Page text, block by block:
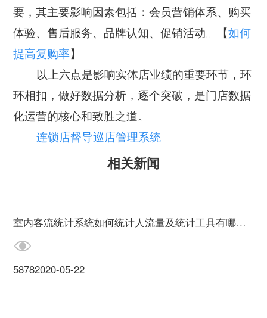
要，其主要影响因素包括：会员营销体系、购买
体验、售后服务、品牌认知、促销活动。【如何
提高复购率】
以上六点是影响实体店业绩的重要环节，环
环相扣，做好数据分析，逐个突破，是门店数据
化运营的核心和致胜之道。
连锁店督导巡店管理系统
相关新闻
室内客流统计系统如何统计人流量及统计工具有哪些？
58782020-05-22